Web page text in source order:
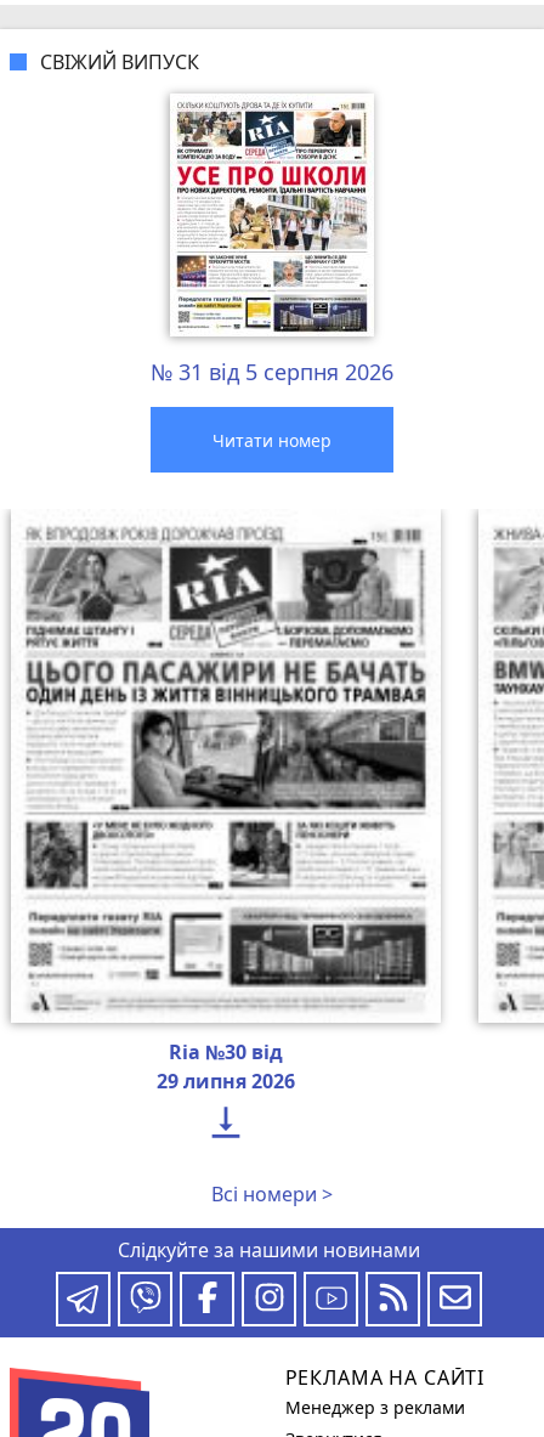
СВІЖИЙ ВИПУСК
№ 31 від 5 серпня 2026
Читати номер
Ria №30 від
29 липня 2026

Всі номери >
Слідкуйте за нашими новинами
РЕКЛАМА НА САЙТІ
Менеджер з реклами